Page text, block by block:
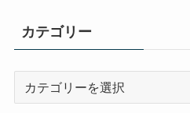
カテゴリー